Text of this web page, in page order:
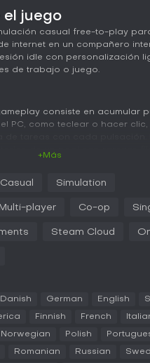
el juego
casual free-to-play
internet en un compañero
idle con personalización
de trabajo o juego.
consiste en acumular
PC, como teclear o hacer
teclado y ratón para avanzar,
equipar al gato con los
distintos. Este diseño
sin problemas en rutinas
+Más
Casual Simulation
Multi-player Co-op
Steam Cloud
Danish German English
Finnish French
Norwegian Polish
Romanian Russian